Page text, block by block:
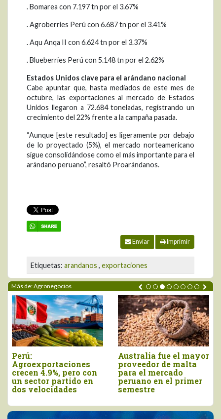
. Bomarea con 7.197 tn por el 3.67%
. Agroberries Perú con 6.687 tn por el 3.41%
. Aqu Anqa II con 6.624 tn por el 3.37%
. Blueberries Perú con 5.148 tn por el 2.62%
Estados Unidos clave para el arándano nacional
Cabe apuntar que, hasta mediados de este mes de
octubre, las exportaciones al mercado de Estados
Unidos llegaron a 72.684 toneladas, registrando un
crecimiento del 22% frente a la campaña pasada.
“Aunque [este resultado] es ligeramente por debajo
de lo proyectado (5%), el mercado norteamericano
sigue consolidándose como el más importante para el
arándano peruano”, resaltó Proarándanos.
Enviar Imprimir
Etiquetas: arandanos , exportaciones
Más de: Agronegocios
fue el mayor
de malta
el mercado
en el primer
Agroexportaciones no
tradicionales de Perú
a Estados Unidos
cayeron en valor 17%
de la